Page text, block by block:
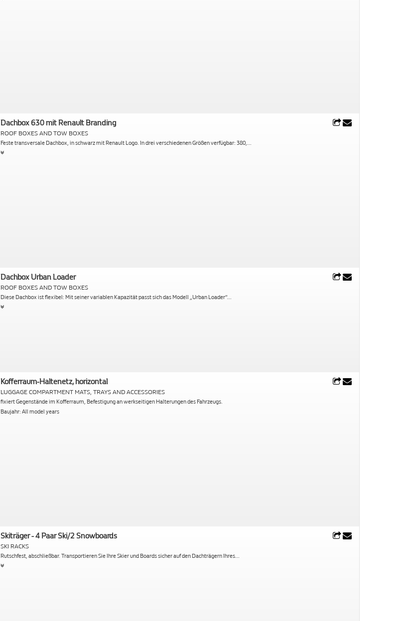
Dachbox 630 mit Renault Branding
ROOF BOXES AND TOW BOXES
Feste transversale Dachbox, in schwarz mit Renault Logo. In drei verschiedenen Größen verfügbar: 380,...
Dachbox Urban Loader
ROOF BOXES AND TOW BOXES
Diese Dachbox ist flexibel: Mit seiner variablen Kapazität passt sich das Modell „Urban Loader“...
Kofferraum-Haltenetz, horizontal
LUGGAGE COMPARTMENT MATS, TRAYS AND ACCESSORIES
fixiert Gegenstände im Kofferraum, Befestigung an werkseitigen Halterungen des Fahrzeugs.
Baujahr: All model years
Skiträger - 4 Paar Ski/2 Snowboards
SKI RACKS
Rutschfest, abschließbar. Transportieren Sie Ihre Skier und Boards sicher auf den Dachträgern Ihres...